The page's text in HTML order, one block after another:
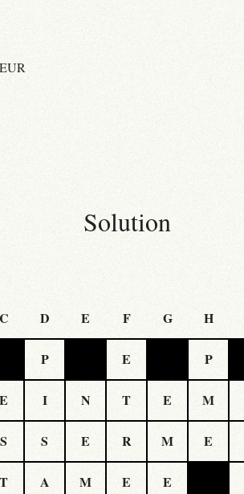
Solution
C D E F G H
P E P
E I N T E M
S S E R M E
T A M E E